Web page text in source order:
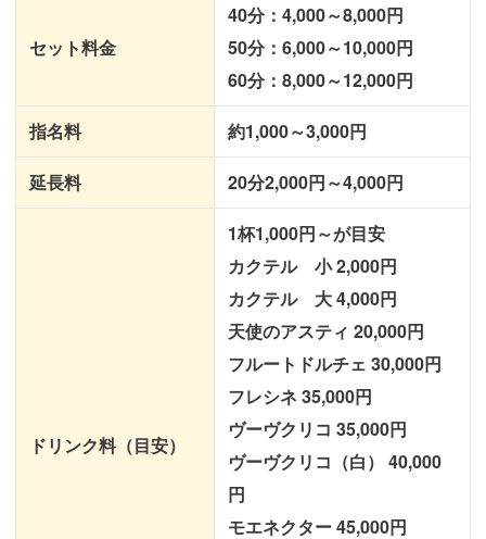
セット料金
40分：4,000～8,000円
50分：6,000～10,000円
60分：8,000～12,000円
指名料 約1,000～3,000円
延長料 20分2,000円～4,000円
ドリンク料（目安）
1杯1,000円～が目安
カクテル 小 2,000円
カクテル 大 4,000円
天使のアスティ 20,000円
フルートドルチェ 30,000円
フレシネ 35,000円
ヴーヴクリコ 35,000円
ヴーヴクリコ（白） 40,000
円
モエネクター 45,000円